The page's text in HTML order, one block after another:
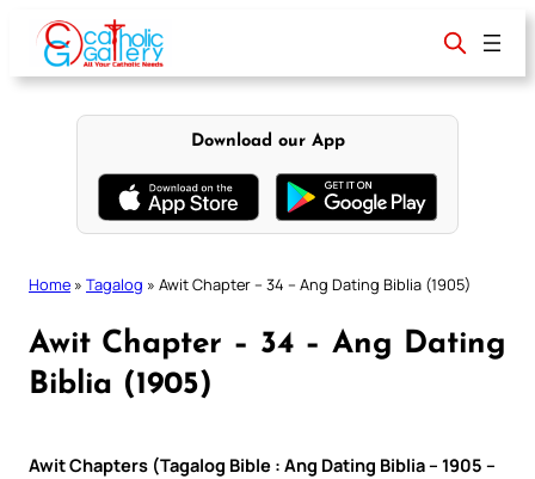
content
Download our App
Home » Tagalog » Awit Chapter – 34 – Ang Dating Biblia (1905)
Awit Chapter – 34 – Ang Dating
Biblia (1905)
Awit Chapters (Tagalog Bible : Ang Dating Biblia – 1905 –